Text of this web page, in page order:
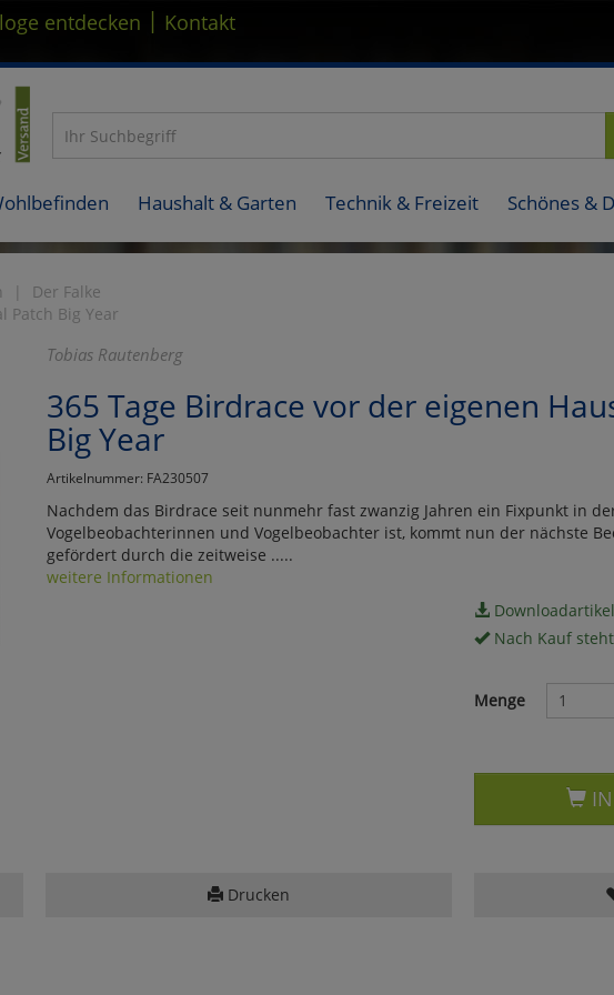
entdecken | Kontakt
Haushalt & Garten Technik & Freizeit Schönes &
Der Falke
Patch Big Year
Tobias Rautenberg
365 Tage Birdrace vor der eigenen
Big Year
Artikelnummer: FA230507
Nachdem das Birdrace seit nunmehr fast zwanzig Jahren ein Fixpunkt in
Vogelbeobachterinnen und Vogelbeobachter ist, kommt nun der nächste
gefördert durch die zeitweise .....
weitere Informationen
Downloadartikel
Nach Kauf
Menge
Drucken